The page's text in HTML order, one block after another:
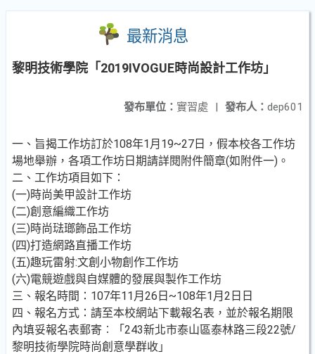
最新消息
黎明技術學院「2019IVOGUE時尚設計工作坊」
發布人： dep601
發布單位： 實習處 |
一、旨揭工作坊訂於108年1月19~27日，假本校各工作坊
場地舉辦，各項工作坊日期請詳閱附件簡章(如附件一)。
二、工作坊項目如下：
(一)時尚美甲設計工作坊
(二)創意編織工作坊
(三)時尚琺瑯飾品工作坊
(四)打造網路直播工作坊
(五)趣玩雷射:文創小物創作工作坊
(六)電競遊戲與自媒體的發展與製作工作坊
三、報名時間：107年11月26日~108年1月2日日
四、報名方式：請至本校網站下載報名表，並於報名期限
內填妥報名表郵寄︰「243新北市泰山區泰林路三段22號/
黎明技術學院時尚創意學群收」